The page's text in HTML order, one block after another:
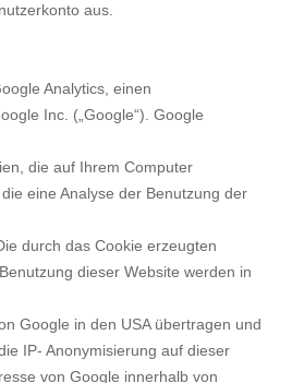
aus.
Analytics, einen
Inc. („Google“). Google
die auf Ihrem Computer
eine Analyse der Benutzung der
durch das Cookie erzeugten
dieser Website werden in
Google in den USA übertragen und
IP- Anonymisierung auf dieser
von Google innerhalb von